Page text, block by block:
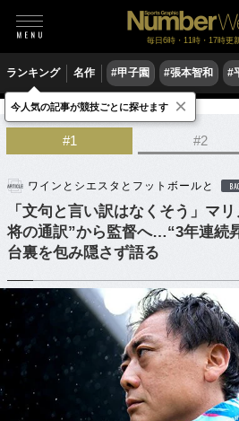
毎日6時・11時・17時更
ランキング 名作 #甲子園 #張本智和 #
サッカー Jリーグ
#1 #2
ワインとシエスタとフットボールと
「文句と言い訳はなくそう」マ
将の通訳”から監督へ…“3年連続
台裏を包み隠さず語る
今人気の記事が競技ごとに探せます ×